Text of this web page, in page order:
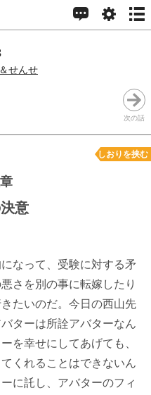
せんせ
次の話
しおりを挟む
意
なって、受験に対する矛
さを別の事に転嫁したり
たいのだ。今日の西山先
ターは所詮アバターなん
を幸せにしてあげても、
くれることはできないん
に託し、アバターのフィ